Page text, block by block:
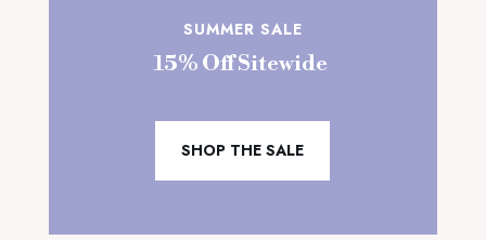
SUMMER SALE
15% Off Sitewide
SHOP THE SALE